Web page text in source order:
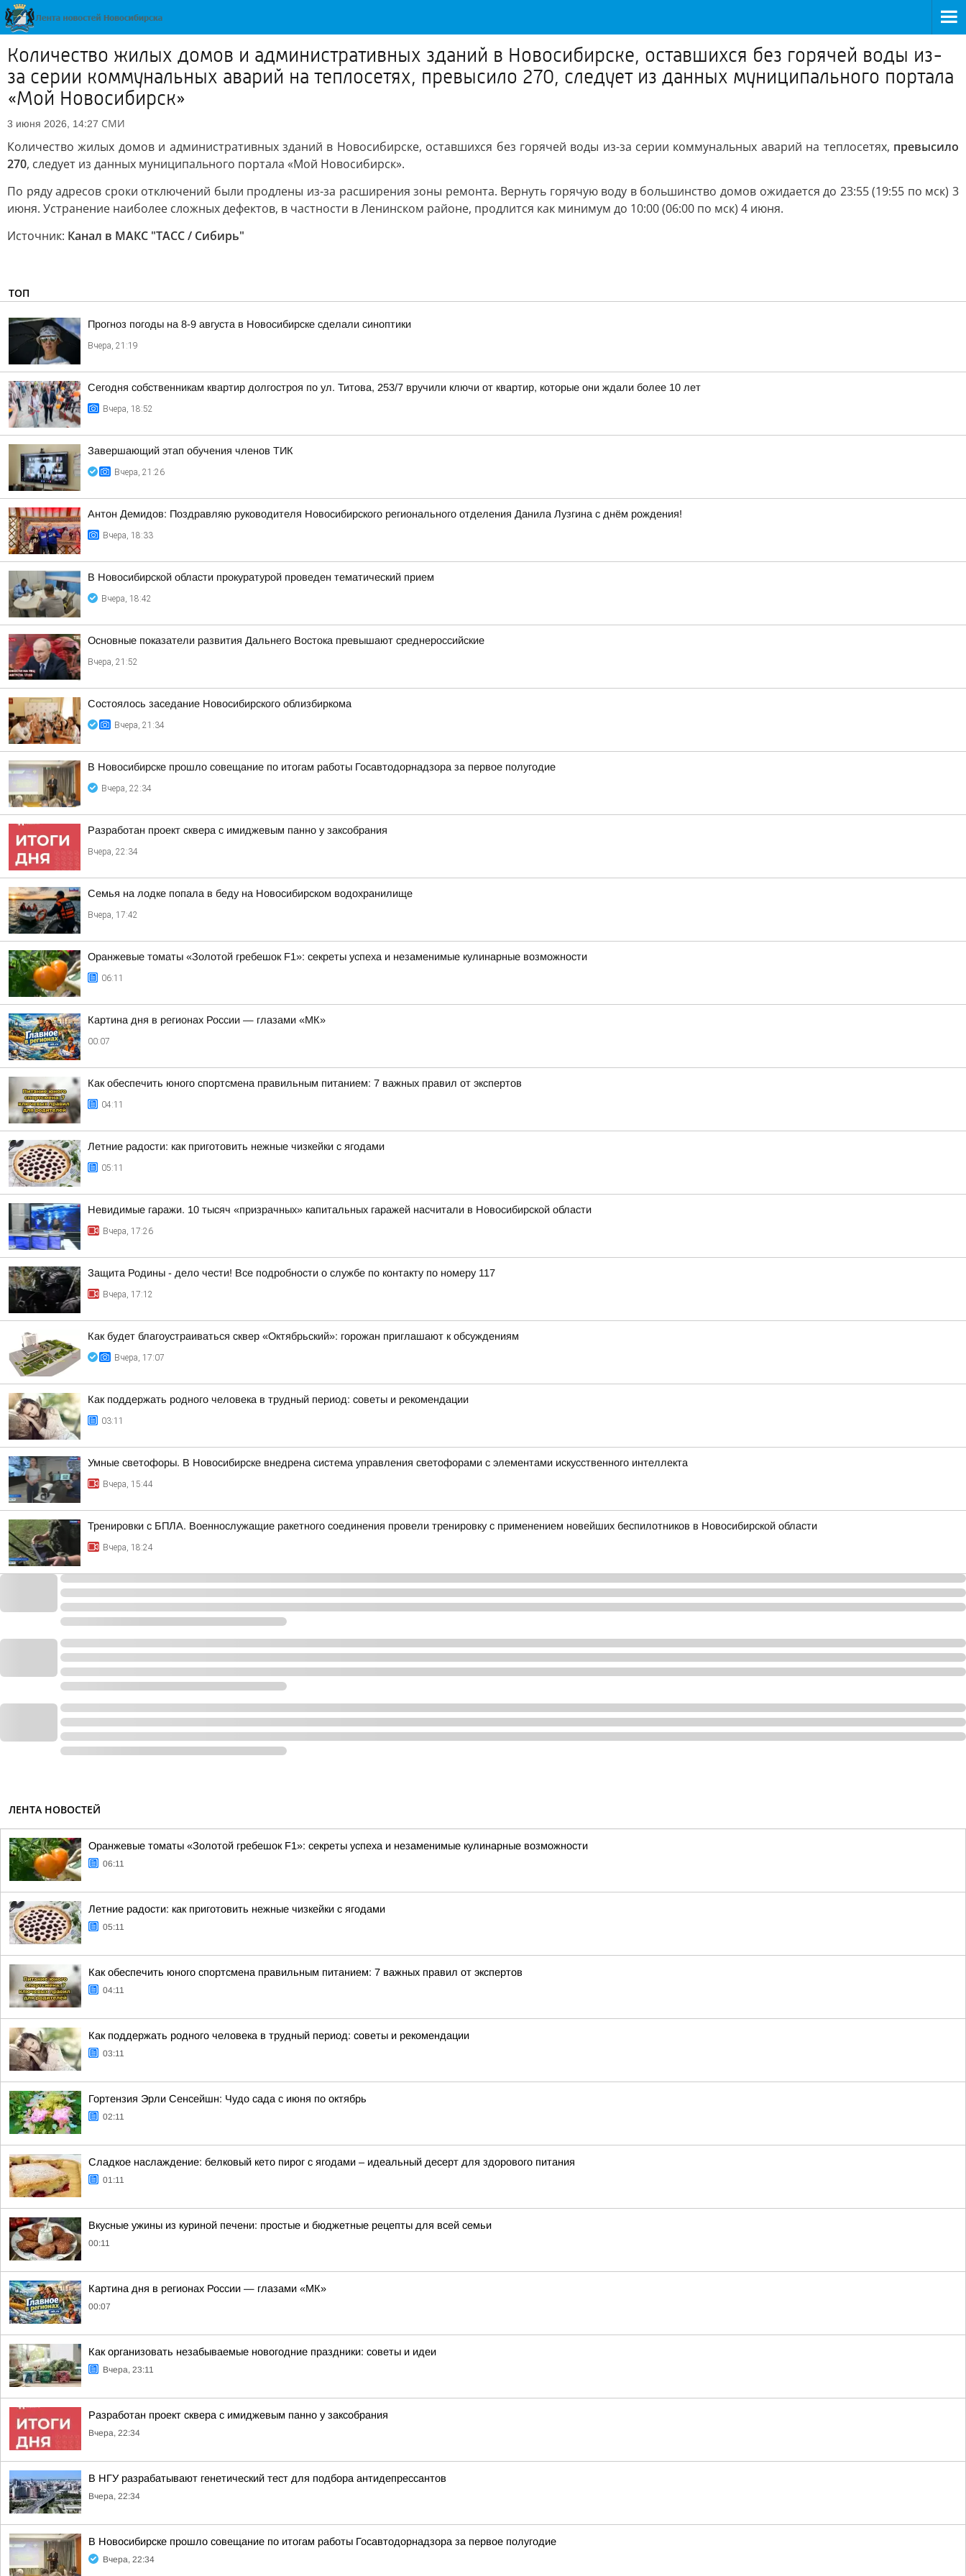
Количество жилых домов и административных зданий в Новосибирске, оставшихся без горячей воды из-
за серии коммунальных аварий на теплосетях, превысило 270, следует из данных муниципального портала
«Мой Новосибирск»
3 июня 2026, 14:27 СМИ
Количество жилых домов и административных зданий в Новосибирске, оставшихся без горячей воды из-за серии коммунальных аварий на теплосетях, превысило
270, следует из данных муниципального портала «Мой Новосибирск».
По ряду адресов сроки отключений были продлены из-за расширения зоны ремонта. Вернуть горячую воду в большинство домов ожидается до 23:55 (19:55 по мск) 3
июня. Устранение наиболее сложных дефектов, в частности в Ленинском районе, продлится как минимум до 10:00 (06:00 по мск) 4 июня.
Источник: Канал в МАКС "ТАСС / Сибирь"
ТОП
Прогноз погоды на 8-9 августа в Новосибирске сделали синоптики
Вчера, 21:19
Сегодня собственникам квартир долгостроя по ул. Титова, 253/7 вручили ключи от квартир, которые они ждали более 10 лет
Вчера, 18:52
Завершающий этап обучения членов ТИК
Вчера, 21:26
Антон Демидов: Поздравляю руководителя Новосибирского регионального отделения Данила Лузгина с днём рождения!
Вчера, 18:33
В Новосибирской области прокуратурой проведен тематический прием
Вчера, 18:42
Основные показатели развития Дальнего Востока превышают среднероссийские
Вчера, 21:52
Состоялось заседание Новосибирского облизбиркома
Вчера, 21:34
В Новосибирске прошло совещание по итогам работы Госавтодорнадзора за первое полугодие
Вчера, 22:34
Разработан проект сквера с имиджевым панно у заксобрания
Вчера, 22:34
Семья на лодке попала в беду на Новосибирском водохранилище
Вчера, 17:42
Оранжевые томаты «Золотой гребешок F1»: секреты успеха и незаменимые кулинарные возможности
06:11
Картина дня в регионах России — глазами «МК»
00:07
Как обеспечить юного спортсмена правильным питанием: 7 важных правил от экспертов
04:11
Летние радости: как приготовить нежные чизкейки с ягодами
05:11
Невидимые гаражи. 10 тысяч «призрачных» капитальных гаражей насчитали в Новосибирской области
Вчера, 17:26
Защита Родины - дело чести! Все подробности о службе по контакту по номеру 117
Вчера, 17:12
Как будет благоустраиваться сквер «Октябрьский»: горожан приглашают к обсуждениям
Вчера, 17:07
Как поддержать родного человека в трудный период: советы и рекомендации
03:11
Умные светофоры. В Новосибирске внедрена система управления светофорами с элементами искусственного интеллекта
Вчера, 15:44
Тренировки с БПЛА. Военнослужащие ракетного соединения провели тренировку с применением новейших беспилотников в Новосибирской области
Вчера, 18:24
ЛЕНТА НОВОСТЕЙ
Оранжевые томаты «Золотой гребешок F1»: секреты успеха и незаменимые кулинарные возможности
06:11
Летние радости: как приготовить нежные чизкейки с ягодами
05:11
Как обеспечить юного спортсмена правильным питанием: 7 важных правил от экспертов
04:11
Как поддержать родного человека в трудный период: советы и рекомендации
03:11
Гортензия Эрли Сенсейшн: Чудо сада с июня по октябрь
02:11
Сладкое наслаждение: белковый кето пирог с ягодами – идеальный десерт для здорового питания
01:11
Вкусные ужины из куриной печени: простые и бюджетные рецепты для всей семьи
00:11
Картина дня в регионах России — глазами «МК»
00:07
Как организовать незабываемые новогодние праздники: советы и идеи
Вчера, 23:11
Разработан проект сквера с имиджевым панно у заксобрания
Вчера, 22:34
В НГУ разрабатывают генетический тест для подбора антидепрессантов
Вчера, 22:34
В Новосибирске прошло совещание по итогам работы Госавтодорнадзора за первое полугодие
Вчера, 22:34